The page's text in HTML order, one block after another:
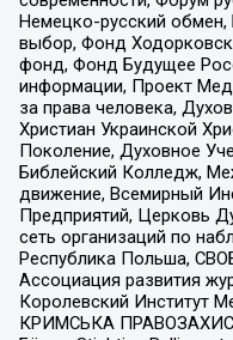
Немецко-русский
выбор, Фонд
фонд, Фонд Будущее
информации, Проект
за права человека,
Христиан Украинской
Поколение, Духовное
Библейский Колледж,
движение, Всемирный
Предприятий, Церковь
сеть организаций по
Республика Польша,
Ассоциация развития
Королевский Институт
КРИМСЬКА